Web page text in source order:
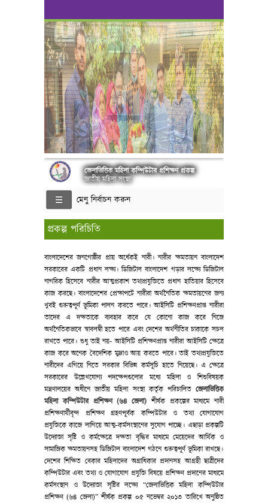
জেলাভিত্তিক মহিলা কম্পিউটার প্রশিক্ষণ প্রকল্প
জাতীয় মহিলা সংস্থা
মেনু নির্বাচন করুন
প্রকল্প পরিচিতি
বাংলাদেশের জনগোষ্ঠীর প্রায় অর্ধেকই নারী। নারীর ক্ষমতায়ন বাংলাদেশ
সরকারের একটি প্রধান লক্ষ্য। ডিজিটাল বাংলাদেশ গড়ার লক্ষ্যে ডিজিটাল
নাগরিক হিসেবে নারীর আত্মপ্রকাশ তথ্যপ্রযুক্তিতে প্রধান হাতিয়ার হিসেবে
কাজ করছে। বাংলাদেশের প্রেক্ষাপটে নারীরা অর্থনৈতিক ক্ষমতায়নের জন্য
খুবই গুরুত্বপূর্ণ ভূমিকা পালন করতে পারে। আইসিটি প্রশিক্ষণপ্রাপ্ত নারীরা
তাদের এ দক্ষতাকে ব্যবহার করে যে কোনো কাজ করে নিজে
অর্থনৈতিকভাবে স্বাবলম্বী হতে পারে এবং দেশের অর্থনীতির চাকাকে সচল
রাখতে পারে। শুধু তাই নয়- আইসিটি প্রশিক্ষণপ্রাপ্ত নারীরা আইসিটি ক্ষেত্রে
কাজ করে অনেক বৈদেশিক মুদ্রাও আয় করতে পারে। তাই তথ্যপ্রযুক্তিতে
নারীদের এগিয়ে নিতে সরকার বিভিন্ন কর্মসূচি হাতে নিয়েছে। এ ক্ষেত্রে
সরকারের উল্লেখযোগ্য পদক্ষেপগুলোর মধ্যে মহিলা ও শিশুবিষয়ক
মন্ত্রণালয়ের অধীনে জাতীয় মহিলা সংস্থা কর্তৃক পরিচালিত জেলাভিত্তিক
মহিলা কম্পিউটার প্রশিক্ষণ (৬৪ জেলা) শীর্ষক প্রকল্পের মাধ্যমে নারী
প্রশিক্ষণার্থীবৃন্দ প্রশিক্ষণ গ্রহণপূর্বক কম্পিউটার ও তথ্য যোগাযোগ
প্রযুক্তিকে কাজে লাগিয়ে আত্ম-কর্মসংস্থানের সুযোগ পাচ্ছে। এছাড়া প্রকল্পটি
উদ্যোক্তা সৃষ্টি ও কর্মক্ষেত্রে দক্ষতা বৃদ্ধির মাধ্যমে মেয়েদের আর্থিক ও
সামাজিক ক্ষমতায়নসহ ডিজিটাল বাংলাদেশ গঠনে গুরুত্বপূর্ণ ভূমিকা রাখছে।
দেশের শিক্ষিত বেকার মহিলাদের অগ্রাধিকার প্রদানসহ আগ্রহী ছাত্রীদের
কম্পিউটার এবং তথ্য ও যোগাযোগ প্রযুক্তি বিষয়ে প্রশিক্ষণ প্রদানের মাধ্যমে
কর্মসংস্থান ও উদ্যোক্তা সৃষ্টির লক্ষ্যে “জেলাভিত্তিক মহিলা কম্পিউটার
প্রশিক্ষণ (৬৪ জেলা)” শীর্ষক প্রকল্প ০৫ নভেম্বর ২০১৩ তারিখে অনুষ্ঠিত